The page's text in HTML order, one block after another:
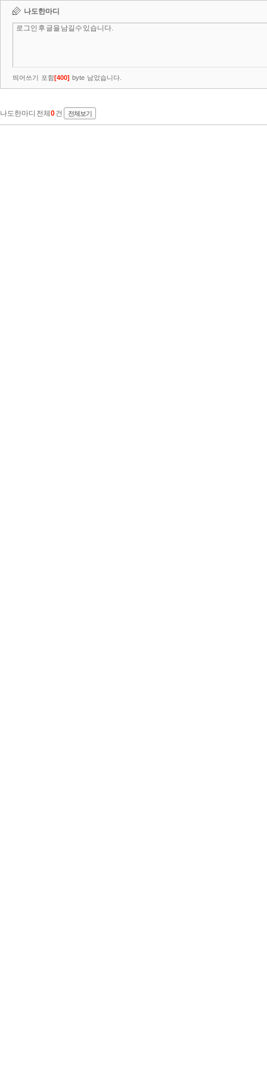
나도한마디
띄어쓰기 포함[400] byte 남았습니다.
나도한마디 전체 0건 전체보기